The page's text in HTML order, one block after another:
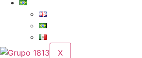
X